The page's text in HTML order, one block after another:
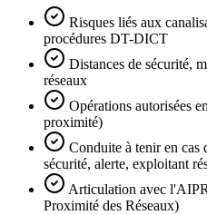
Risques liés aux
procédures DT-DICT
Distances de sécurité,
réseaux
Opérations autorisées
proximité)
Conduite à tenir en cas
sécurité, alerte, exploitant
Articulation avec
Proximité des Réseaux)